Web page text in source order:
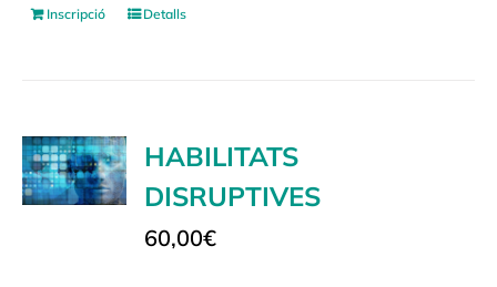
Inscripció Detalls
HABILITATS
DISRUPTIVES
60,00€